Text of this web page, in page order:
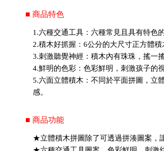
■ 商品特色
1.六種交通工具：六種常見且具有特色
2.積木好抓握：6公分的大尺寸正方體積
3.刺激聽覺神經：積木內有珠珠，搖一
4.鮮明的色彩：色彩鮮明，刺激孩子的
5.六面立體積木：不同於平面拼圖，立
感。
■ 商品功能
★立體積木拼圖除了可透過拼湊圖案，